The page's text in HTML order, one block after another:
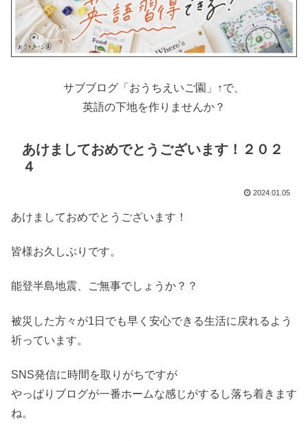
サブブログ「おうちえいご園」↑で、
英語の下地を作りませんか？
あけましておめでとうございます！２０２
４
2024.01.05
あけましておめでとうございます！
皆様お久しぶりです。
能登半島地震、ご無事でしょうか？？
被災した方々が1日でも早く安心できる生活に戻れるよう
祈っています。
SNS発信に時間を取りがちですが
やっぱりブログが一番ホームな感じがするし落ち着きます
ね。